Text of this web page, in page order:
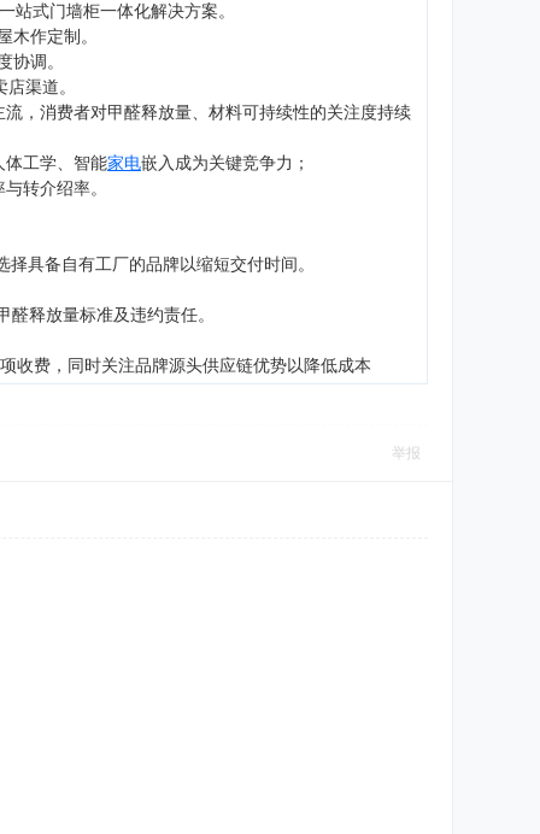
站式门墙柜一体化解决方案。
作定制。
协调。
渠道。
，消费者对甲醛释放量、材料可持续性的关注度持续
体工学、智能家电嵌入成为关键竞争力；
转介绍率。
具备自有工厂的品牌以缩短交付时间。
释放量标准及违约责任。
收费，同时关注品牌源头供应链优势以降低成本
举报